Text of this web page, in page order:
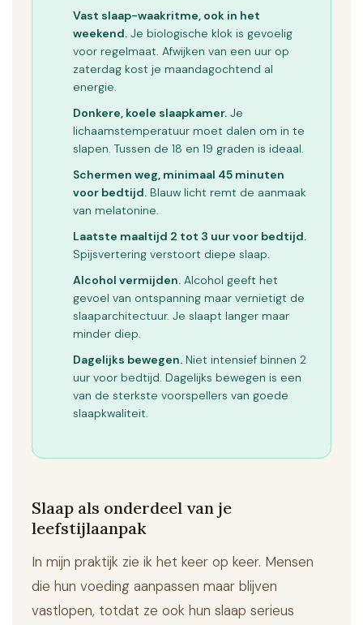
Vast slaap-waakritme, ook in het
weekend. Je biologische klok is gevoelig
voor regelmaat. Afwijken van een uur op
zaterdag kost je maandagochtend al
energie.
Donkere, koele slaapkamer. Je
lichaamstemperatuur moet dalen om in te
slapen. Tussen de 18 en 19 graden is ideaal.
Schermen weg, minimaal 45 minuten
voor bedtijd. Blauw licht remt de aanmaak
van melatonine.
Laatste maaltijd 2 tot 3 uur voor bedtijd.
Spijsvertering verstoort diepe slaap.
Alcohol vermijden. Alcohol geeft het
gevoel van ontspanning maar vernietigt de
slaaparchitectuur. Je slaapt langer maar
minder diep.
Dagelijks bewegen. Niet intensief binnen 2
uur voor bedtijd. Dagelijks bewegen is een
van de sterkste voorspellers van goede
slaapkwaliteit.
Slaap als onderdeel van je
leefstijlaanpak
In mijn praktijk zie ik het keer op keer. Mensen
die hun voeding aanpassen maar blijven
vastlopen, totdat ze ook hun slaap serieus